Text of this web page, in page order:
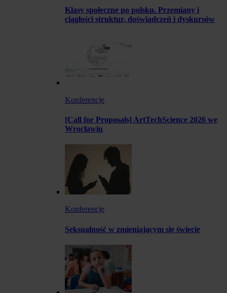
Klasy społeczne po polsku. Przemiany i
ciągłości struktur, doświadczeń i dyskursów
Konferencje
[Call for Proposals] ArtTechScience 2026 we
Wrocławiu
Konferencje
Seksualność w zmieniającym się świecie